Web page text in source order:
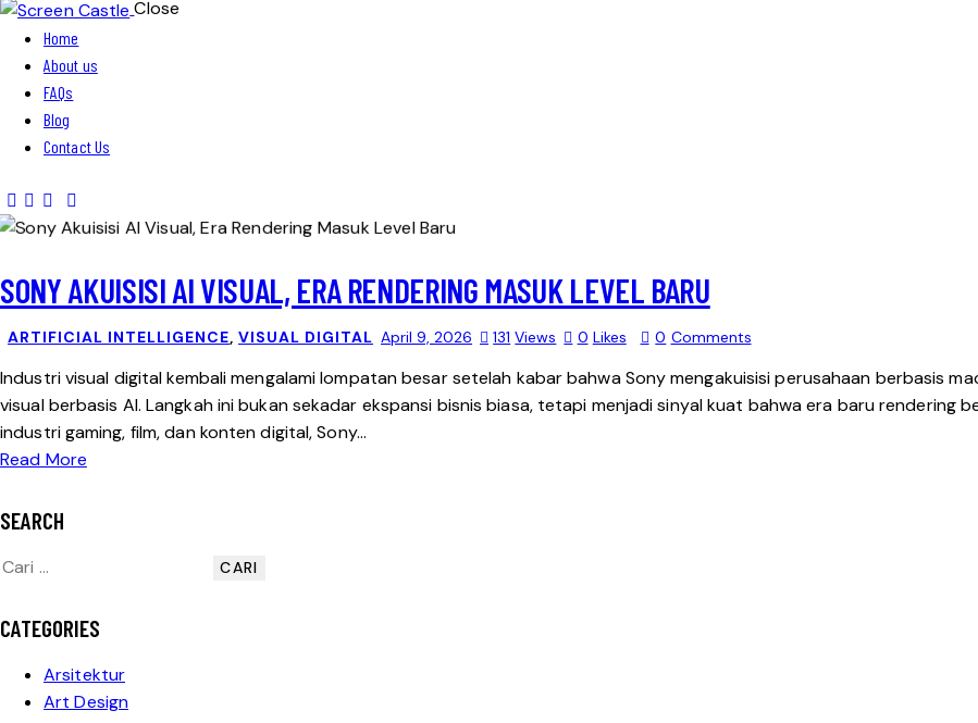
Close
Home
About us
FAQs
Blog
Contact Us
SONY AKUISISI AI VISUAL, ERA RENDERING MASUK LEVEL BARU
ARTIFICIAL INTELLIGENCE, VISUAL DIGITAL April 9, 2026 131 Views 0 Likes 0 Comments
Industri visual digital kembali mengalami lompatan besar setelah kabar bahwa Sony mengakuisisi perusahaan berbasis
visual berbasis AI. Langkah ini bukan sekadar ekspansi bisnis biasa, tetapi menjadi sinyal kuat bahwa era baru rendering
industri gaming, film, dan konten digital, Sony…
Read More
SEARCH
CATEGORIES
Arsitektur
Art Design